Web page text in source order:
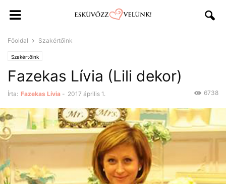
Főoldal Szakértőink
Szakértőink
Fazekas Lívia (Lili dekor)
Írta: Fazekas Lívia - 2017 április 1. 6738